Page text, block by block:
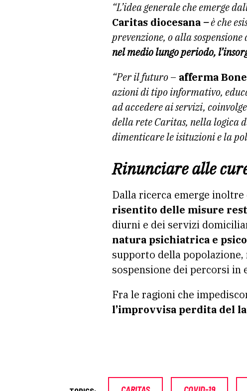
“L’idea generale che emerge
Caritas diocesana–è che
prevenzione, o alla
nel medio lungo periodo,
“Per il futuro– afferma
azioni di tipo informativo,
ad accedere ai servizi,
della rete Caritas, nella logica
dimenticare le isituzioni e la
Rinunciare alle
Dalla ricerca emerge inoltre
risentito delle misure
diurni e dei servizi
natura psichiatrica e
supporto della
sospensione dei percorsi in
Fra le ragioni che
l’improvvisa perdita del